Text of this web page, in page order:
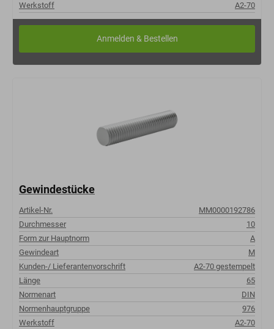
Werkstoff
A2-70
Gewindestücke
Artikel-Nr.
MM0000192786
Durchmesser
10
Form zur Hauptnorm
A
Gewindeart
M
Kunden-/ Lieferantenvorschrift
A2-70 gestempelt
Länge
65
Normenart
DIN
Normenhauptgruppe
976
Werkstoff
A2-70